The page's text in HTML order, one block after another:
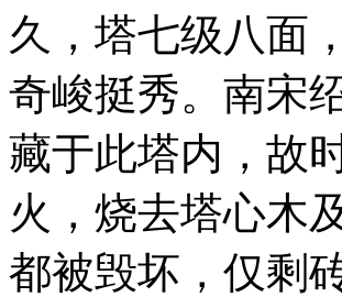
久，塔七级八面
奇峻挺秀。南宋
藏于此塔内，故
火，烧去塔心木
都被毁坏，仅剩